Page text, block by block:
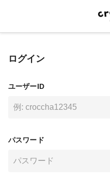
ログイン
ユーザーID
パスワード